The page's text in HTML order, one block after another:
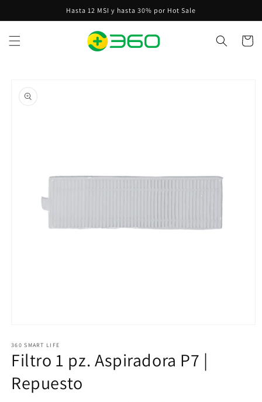
al contenido
Hasta 12 MSI y hasta 30% por Hot Sale
Carrito
a la
información
multimedia
1
en
ventana
modal
360 SMART LIFE
Filtro 1 pz. Aspiradora P7 |
Repuesto